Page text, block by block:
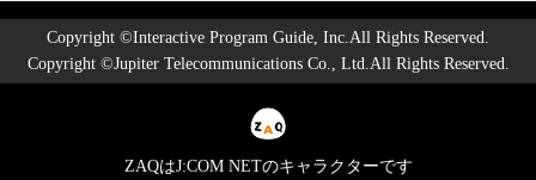
Copyright ©Interactive Program Guide, Inc.All Rights Reserved.
Copyright ©Jupiter Telecommunications Co., Ltd.All Rights Reserved.
ZAQはJ:COM NETのキャラクターです